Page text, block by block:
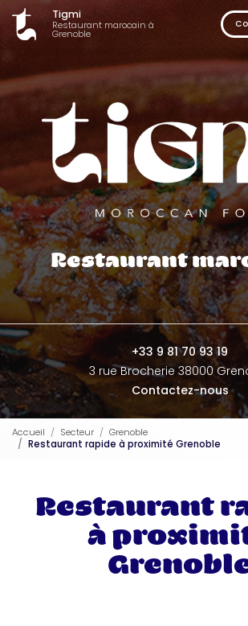
contenu
Tigmi
Restaurant marocain à
Grenoble
Restaurant
+33 9 81 70 93 19
3 rue Brocherie 38000
Contactez-nous
Accueil Secteur
Grenoble
Restaurant rapide à proximité Grenoble
Restaurant
à